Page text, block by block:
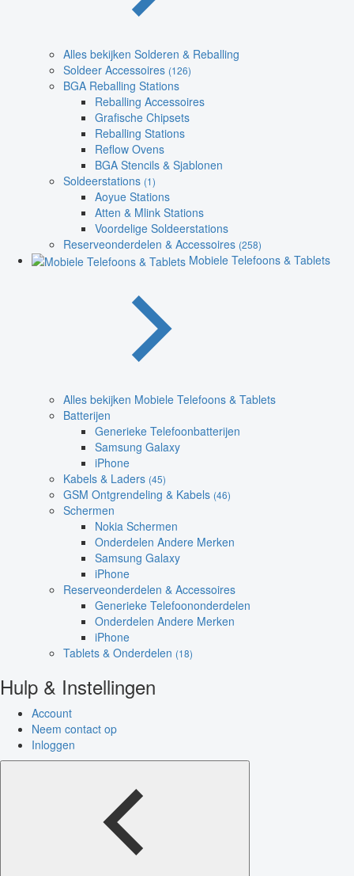
Alles bekijken Solderen & Reballing
Soldeer Accessoires (126)
BGA Reballing Stations
Reballing Accessoires
Grafische Chipsets
Reballing Stations
Reflow Ovens
BGA Stencils & Sjablonen
Soldeerstations (1)
Aoyue Stations
Atten & Mlink Stations
Voordelige Soldeerstations
Reserveonderdelen & Accessoires (258)
Mobiele Telefoons & Tablets
Alles bekijken Mobiele Telefoons & Tablets
Batterijen
Generieke Telefoonbatterijen
Samsung Galaxy
iPhone
Kabels & Laders (45)
GSM Ontgrendeling & Kabels (46)
Schermen
Nokia Schermen
Onderdelen Andere Merken
Samsung Galaxy
iPhone
Reserveonderdelen & Accessoires
Generieke Telefoononderdelen
Onderdelen Andere Merken
iPhone
Tablets & Onderdelen (18)
Hulp & Instellingen
Account
Neem contact op
Inloggen